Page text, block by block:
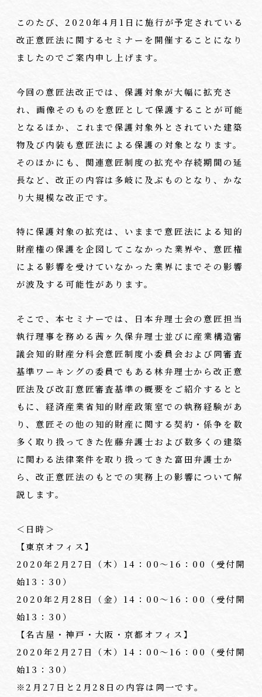
このたび、2020年4月1日に施行が予定されている
改正意匠法に関するセミナーを開催することになり
ましたのでご案内申し上げます。
今回の意匠法改正では、保護対象が大幅に拡充さ
れ、画像そのものを意匠として保護することが可能
となるほか、これまで保護対象外とされていた建築
物及び内装も意匠法による保護の対象となります。
そのほかにも、関連意匠制度の拡充や存続期間の延
長など、改正の内容は多岐に及ぶものとなり、かな
り大規模な改正です。
特に保護対象の拡充は、いままで意匠法による知的
財産権の保護を企図してこなかった業界や、意匠権
による影響を受けていなかった業界にまでその影響
が波及する可能性があります。
そこで、本セミナーでは、日本弁理士会の意匠担当
執行理事を務める茜ヶ久保弁理士並びに産業構造審
議会知的財産分科会意匠制度小委員会および同審査
基準ワーキングの委員でもある林弁理士から改正意
匠法及び改訂意匠審査基準の概要をご紹介するとと
もに、経済産業省知的財産政策室での執務経験があ
り、意匠その他の知的財産に関する契約・係争を数
多く取り扱ってきた佐藤弁護士および数多くの建築
に関わる法律案件を取り扱ってきた富田弁護士か
ら、改正意匠法のもとでの実務上の影響について解
説します。
＜日時＞
【東京オフィス】
2020年2月27日（木）14：00～16：00（受付開
始13：30）
2020年2月28日（金）14：00～16：00（受付開
始13：30）
【名古屋・神戸・大阪・京都オフィス】
2020年2月27日（木）14：00～16：00（受付開
始13：30）
※2月27日と2月28日の内容は同一です。